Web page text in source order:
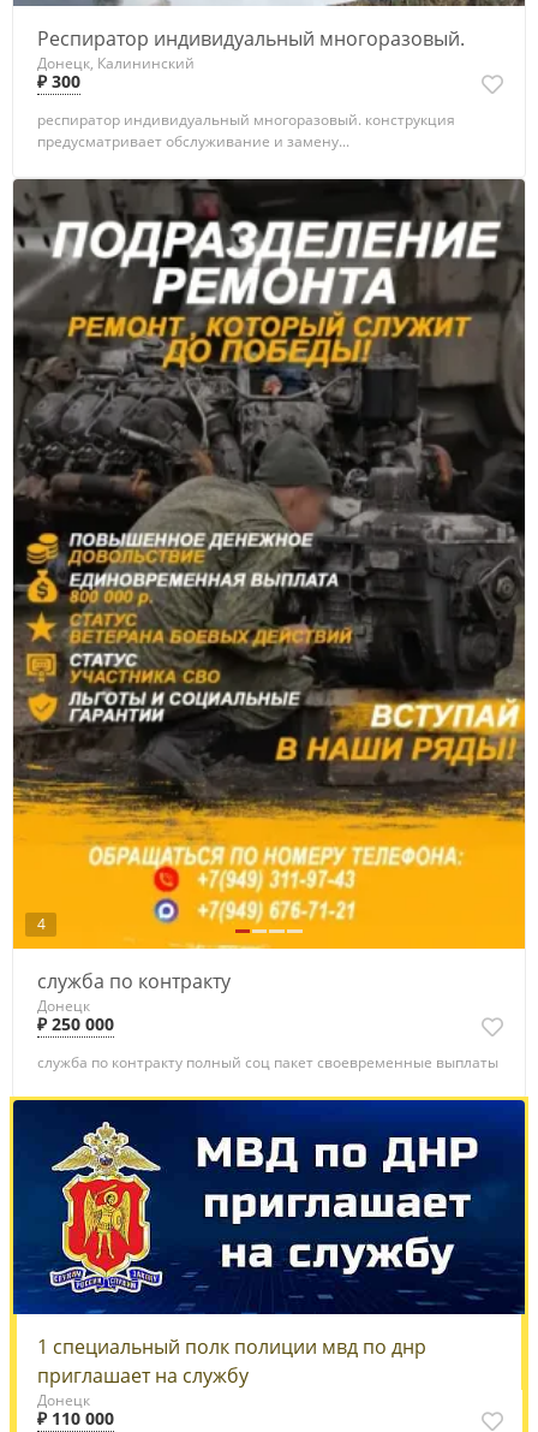
Респиратор индивидуальный многоразовый.
Донецк, Калининский
₽ 300
респиратор индивидуальный многоразовый. конструкция
предусматривает обслуживание и замену...
4
служба по контракту
Донецк
₽ 250 000
служба по контракту полный соц пакет своевременные выплаты
1 специальный полк полиции мвд по днр
приглашает на службу
Донецк
₽ 110 000